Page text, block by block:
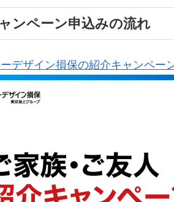
ンペーン申込みの流れ
デザイン損保の紹介キャンペー